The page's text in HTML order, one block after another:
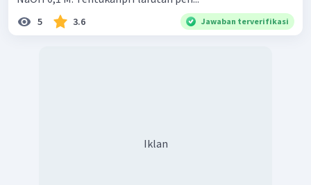
5 3.6 Jawaban terverifikasi
Iklan